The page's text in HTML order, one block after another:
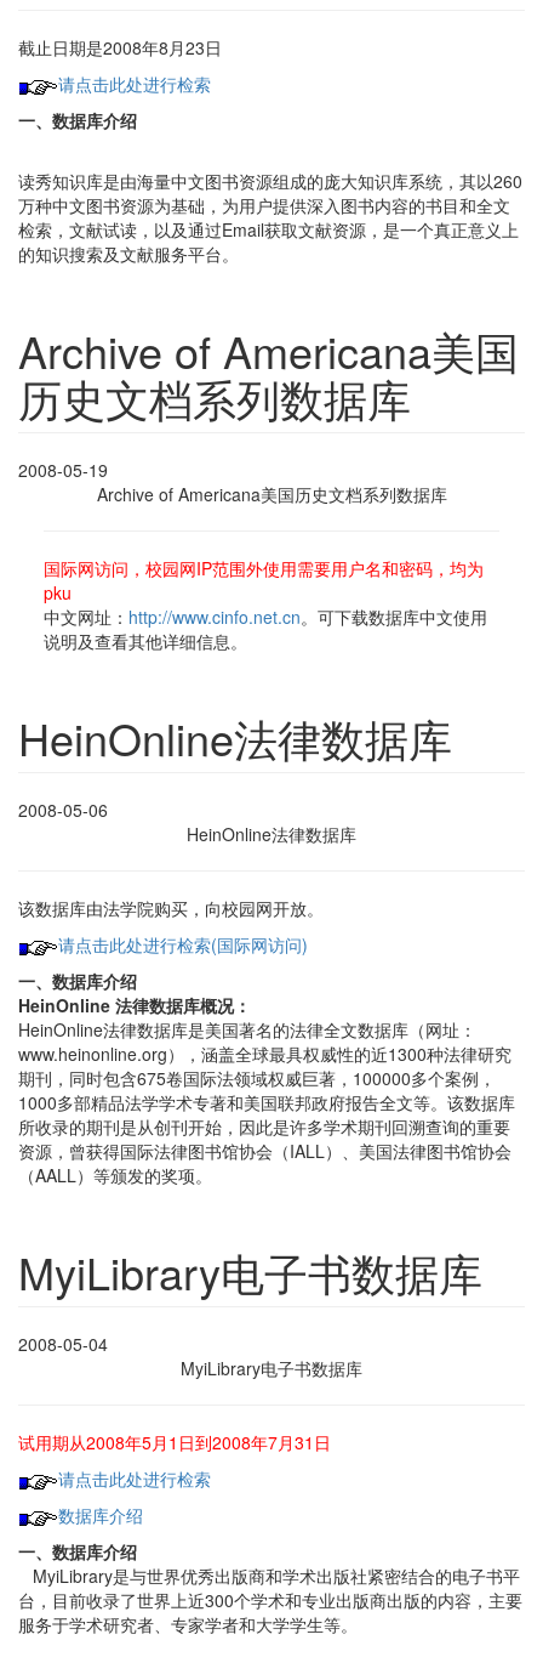
截止日期是2008年8月23日
请点击此处进行检索
一、数据库介绍
读秀知识库是由海量中文图书资源组成的庞大知识库系统，其以260
万种中文图书资源为基础，为用户提供深入图书内容的书目和全文
检索，文献试读，以及通过Email获取文献资源，是一个真正意义上
的知识搜索及文献服务平台。
Archive of Americana美国
历史文档系列数据库
2008-05-19
Archive of Americana美国历史文档系列数据库
国际网访问，校园网IP范围外使用需要用户名和密码，均为
pku
中文网址： http://www.cinfo.net.cn。可下载数据库中文使用
说明及查看其他详细信息。
HeinOnline法律数据库
2008-05-06
HeinOnline法律数据库
该数据库由法学院购买，向校园网开放。
请点击此处进行检索(国际网访问)
一、数据库介绍
HeinOnline 法律数据库概况：
HeinOnline法律数据库是美国著名的法律全文数据库（网址：
www.heinonline.org），涵盖全球最具权威性的近1300种法律研究
期刊，同时包含675卷国际法领域权威巨著，100000多个案例，
1000多部精品法学学术专著和美国联邦政府报告全文等。该数据库
所收录的期刊是从创刊开始，因此是许多学术期刊回溯查询的重要
资源，曾获得国际法律图书馆协会（IALL）、美国法律图书馆协会
（AALL）等颁发的奖项。
MyiLibrary电子书数据库
2008-05-04
MyiLibrary电子书数据库
试用期从2008年5月1日到2008年7月31日
请点击此处进行检索
数据库介绍
一、数据库介绍
MyiLibrary是与世界优秀出版商和学术出版社紧密结合的电子书平
台，目前收录了世界上近300个学术和专业出版商出版的内容，主要
服务于学术研究者、专家学者和大学学生等。